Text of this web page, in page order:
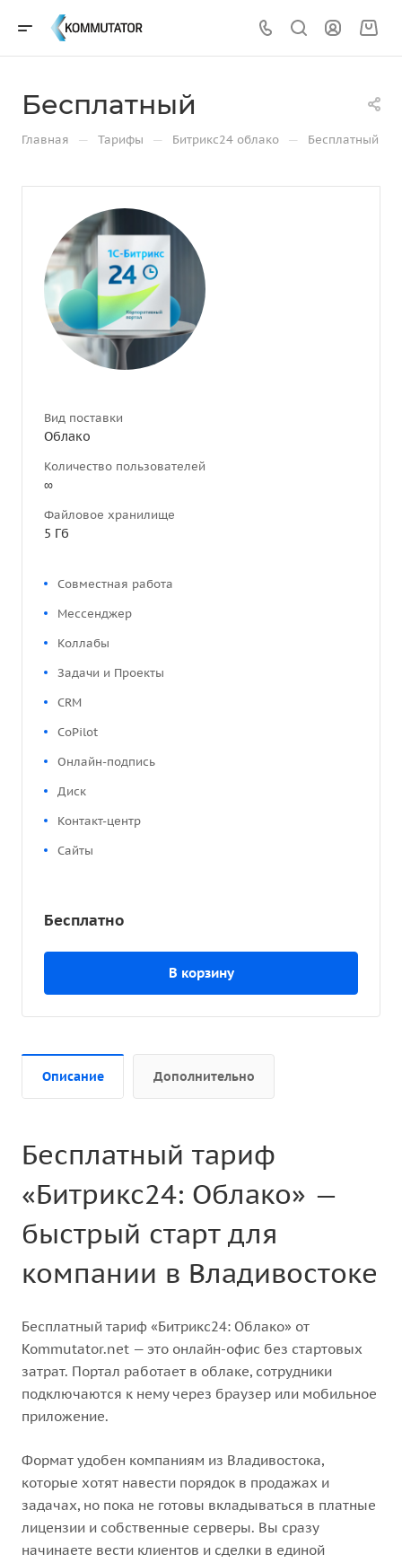
Бесплатный
Главная — Тарифы — Битрикс24 облако — Бесплатный
Вид поставки
Облако
Количество пользователей
∞
Файловое хранилище
5 Гб
Совместная работа
Мессенджер
Коллабы
Задачи и Проекты
CRM
CoPilot
Онлайн-подпись
Диск
Контакт-центр
Сайты
Бесплатно
В корзину
Описание Дополнительно
Бесплатный тариф
«Битрикс24: Облако» —
быстрый старт для
компании в Владивостоке
Бесплатный тариф «Битрикс24: Облако» от
Kommutator.net — это онлайн-офис без стартовых
затрат. Портал работает в облаке, сотрудники
подключаются к нему через браузер или мобильное
приложение.
Формат удобен компаниям из Владивостока,
которые хотят навести порядок в продажах и
задачах, но пока не готовы вкладываться в платные
лицензии и собственные серверы. Вы сразу
начинаете вести клиентов и сделки в единой